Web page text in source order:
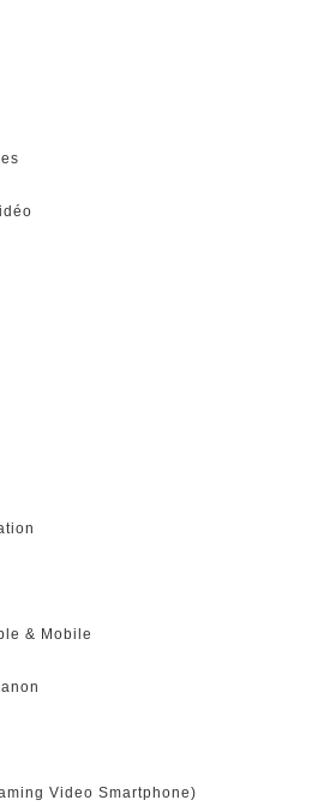
& Mobile
Video Smartphone)